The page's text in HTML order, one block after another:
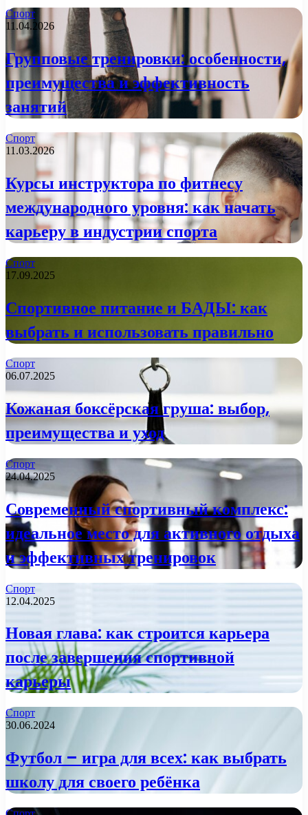
Спорт
11.04.2026
Групповые тренировки: особенности,
преимущества и эффективность
занятий
Спорт
11.03.2026
Курсы инструктора по фитнесу
международного уровня: как начать
карьеру в индустрии спорта
Спорт
17.09.2025
Спортивное питание и БАДЫ: как
выбрать и использовать правильно
Спорт
06.07.2025
Кожаная боксёрская груша: выбор,
преимущества и уход
Спорт
24.04.2025
Современный спортивный комплекс:
идеальное место для активного отдыха
и эффективных тренировок
Спорт
12.04.2025
Новая глава: как строится карьера
после завершения спортивной
карьеры
Спорт
30.06.2024
Футбол – игра для всех: как выбрать
школу для своего ребёнка